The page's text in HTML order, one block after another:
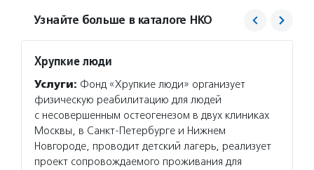
Узнайте больше в каталоге НКО
Хрупкие люди
Услуги: Фонд «Хрупкие люди» организует
физическую реабилитацию для людей
с несовершенным остеогенезом в двух клиниках
Москвы, в Санкт-Петербурге и Нижнем
Новгороде, проводит детский лагерь, реализует
проект сопровождаемого проживания для